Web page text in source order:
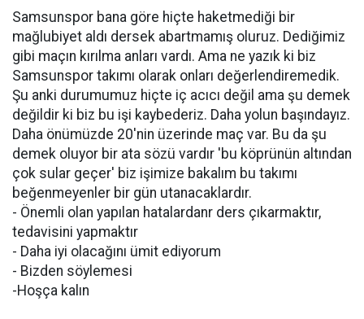
Samsunspor bana göre hiçte haketmediği bir
mağlubiyet aldı dersek abartmamış oluruz. Dediğimiz
gibi maçın kırılma anları vardı. Ama ne yazık ki biz
Samsunspor takımı olarak onları değerlendiremedik.
Şu anki durumumuz hiçte iç acıcı değil ama şu demek
değildir ki biz bu işi kaybederiz. Daha yolun başındayız.
Daha önümüzde 20'nin üzerinde maç var. Bu da şu
demek oluyor bir ata sözü vardır 'bu köprünün altından
çok sular geçer' biz işimize bakalım bu takımı
beğenmeyenler bir gün utanacaklardır.
- Önemli olan yapılan hatalardanr ders çıkarmaktır,
tedavisini yapmaktır
- Daha iyi olacağını ümit ediyorum
- Bizden söylemesi
-Hoşça kalın